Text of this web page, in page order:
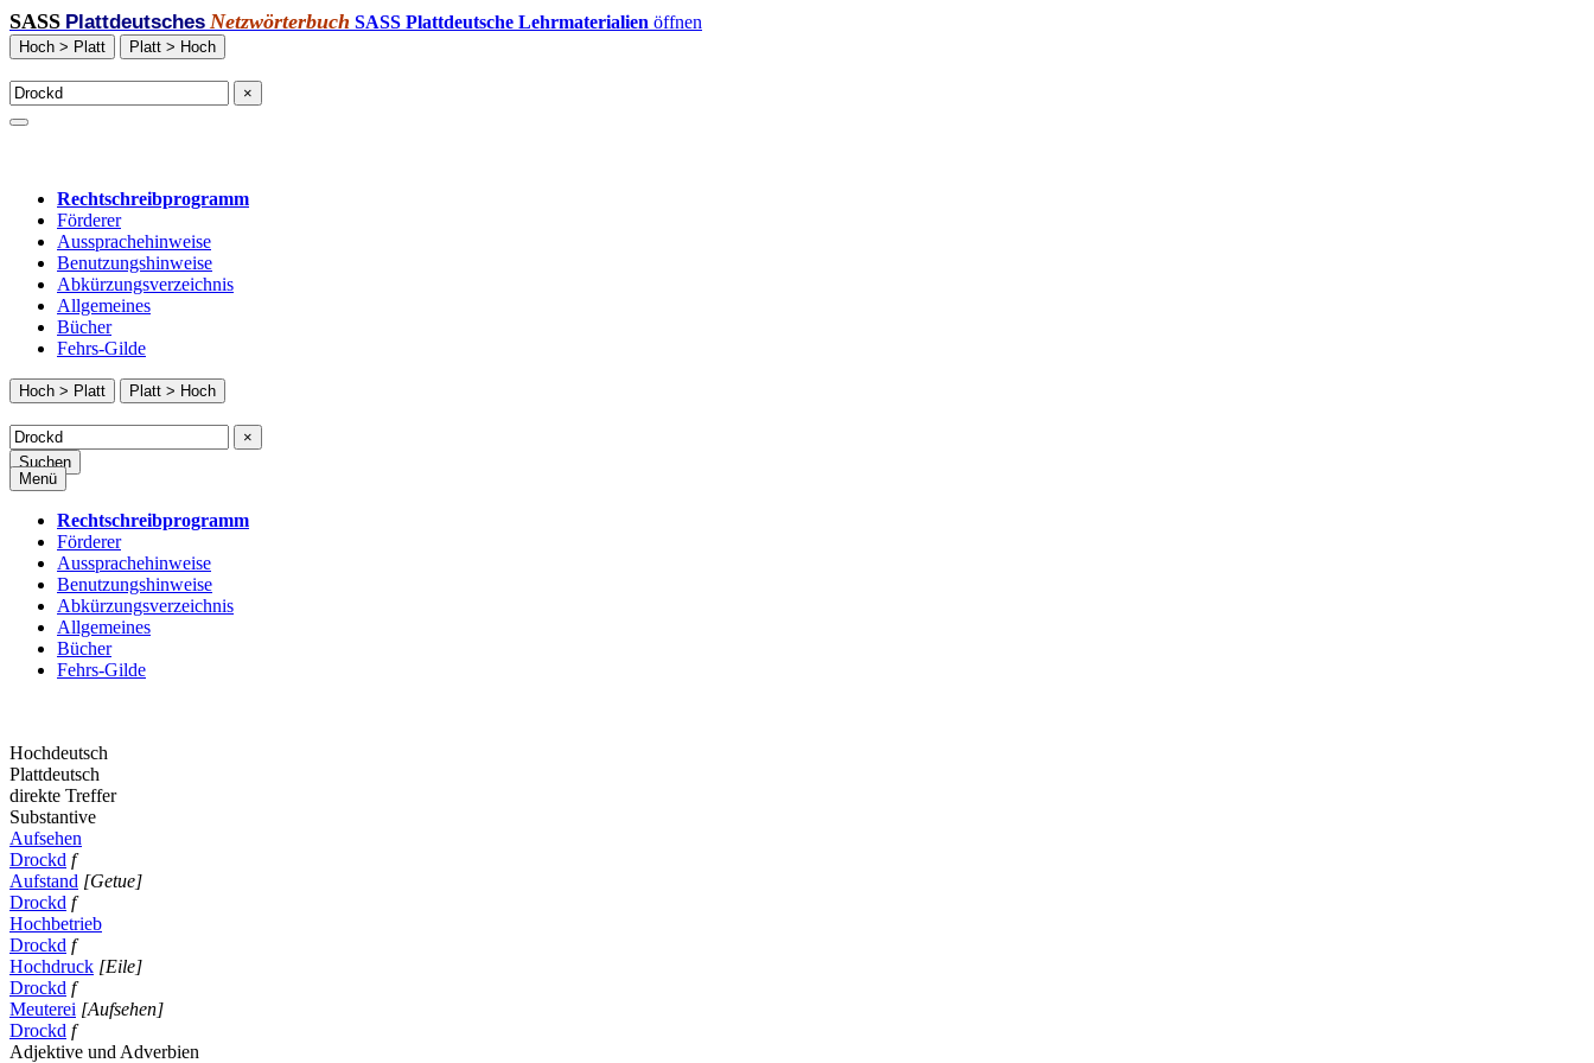
SASS Plattdeutsches Netzwörterbuch SASS Plattdeutsche Lehrmaterialien öffnen
Hoch > Platt Platt > Hoch
×
Rechtschreibprogramm
Förderer
Aussprachehinweise
Benutzungshinweise
Abkürzungsverzeichnis
Allgemeines
Bücher
Fehrs-Gilde
Hoch > Platt Platt > Hoch
×
Suchen
Menü
Rechtschreibprogramm
Förderer
Aussprachehinweise
Benutzungshinweise
Abkürzungsverzeichnis
Allgemeines
Bücher
Fehrs-Gilde
Hochdeutsch
Plattdeutsch
direkte Treffer
Substantive
Aufsehen
Drockd f
Aufstand [Getue]
Drockd f
Hochbetrieb
Drockd f
Hochdruck [Eile]
Drockd f
Meuterei [Aufsehen]
Drockd f
Adjektive und Adverbien